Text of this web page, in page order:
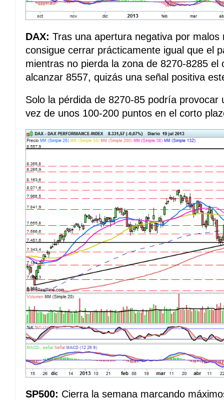
DAX: Tras una apertura negativa por malos
consigue cerrar prácticamente igual que el
mientras no pierda la zona de 8270-8285 el
alcanzar 8557, quizás una señal positiva
Solo la pérdida de 8270-85 podría provocar
vez de unos 100-200 puntos en el corto
SP500: Cierra la semana marcando